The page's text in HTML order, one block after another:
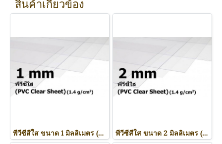
พีวีซีสีใส ขนาด 1 มิลลิเมตร (PVC Clear Sheet) พีวีซีสีใส ขนาด 2 มิลลิเมตร (PVC Clear Sheet)